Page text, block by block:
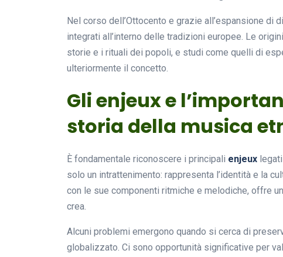
Nel corso dell’Ottocento e grazie all’espansione
integrati all’interno delle tradizioni europee. Le
storie e i rituali dei popoli, e studi come quelli di
ulteriormente il concetto.
Gli enjeux e
storia della musica
È fondamentale riconoscere i principali enjeux
solo un intrattenimento: rappresenta l’identità e la
con le sue componenti ritmiche e melodiche, offre
crea.
Alcuni problemi emergono quando si cerca di
globalizzato. Ci sono opportunità significative per